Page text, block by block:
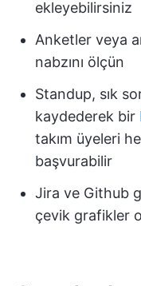
ekleyebilirsiniz
Anketler veya
nabzını ölçün
Standup, sık
kaydederek bir
takım üyeleri
başvurabilir
Jira ve Github
çevik grafikler